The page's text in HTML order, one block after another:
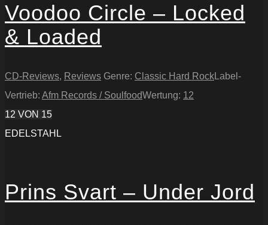
Voodoo Circle – Locked
& Loaded
CD-Reviews, Reviews Genre: Classic Hard RockLabel-
Vertrieb: Afm Records / SoulfoodWertung: 12
12 VON 15
EDELSTAHL
Prins Svart – Under Jord